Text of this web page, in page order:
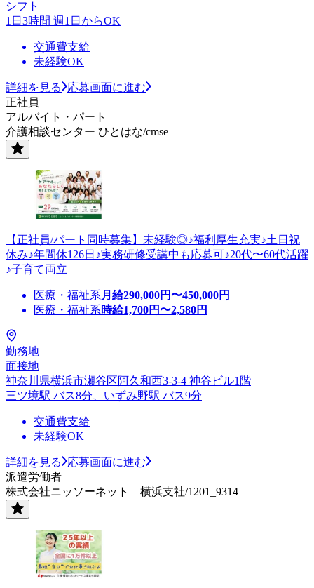
シフト
1日3時間 週1日からOK
交通費支給
未経験OK
詳細を見る
応募画面に進む
正社員
アルバイト・パート
介護相談センター ひとはな/cmse
【正社員/パート同時募集】未経験◎♪福利厚生充実♪土日祝
休み♪年間休126日♪実務研修受講中も応募可♪20代〜60代活躍
♪子育て両立
医療・福祉系 月給290,000円〜450,000円
医療・福祉系時給1,700円〜2,580円
勤務地
面接地
神奈川県横浜市瀬谷区阿久和西3-3-4 神谷ビル1階
三ツ境駅 バス8分、いずみ野駅 バス9分
交通費支給
未経験OK
詳細を見る
応募画面に進む
派遣労働者
株式会社ニッソーネット 横浜支社/1201_9314